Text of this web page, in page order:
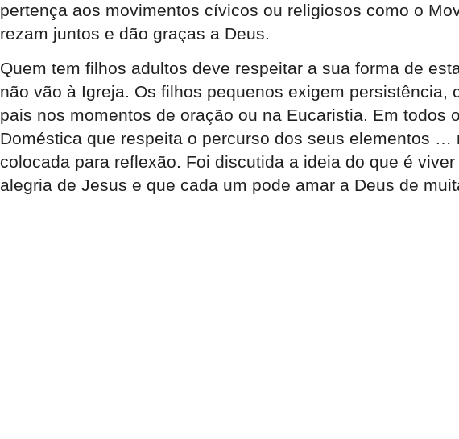
pertença aos movimentos cívicos ou religiosos como o
rezam juntos e dão graças a Deus.
Quem tem filhos adultos deve respeitar a sua forma de
não vão à Igreja. Os filhos pequenos exigem
pais nos momentos de oração ou na Eucaristia. Em
Doméstica que respeita o percurso dos seus elementos
colocada para reflexão. Foi discutida a ideia do que é
alegria de Jesus e que cada um pode amar a Deus de